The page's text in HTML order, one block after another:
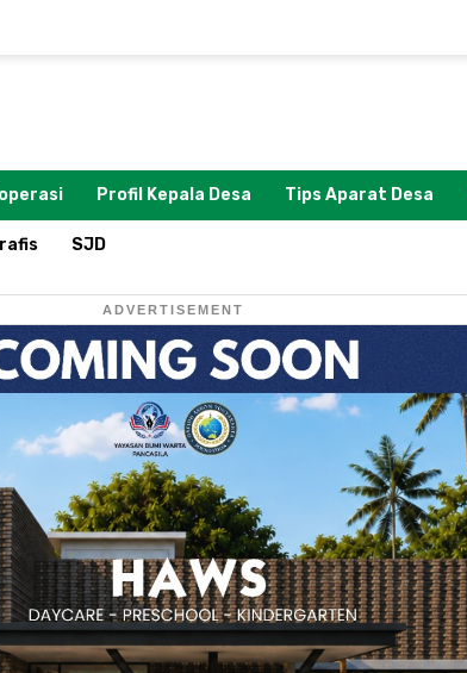
Profil Kepala Desa Tips Aparat Desa
SJD
ADVERTISEMENT